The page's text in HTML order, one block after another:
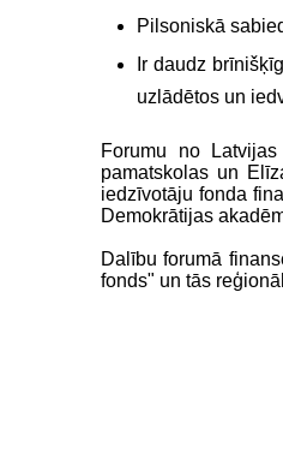
Pilsoniskā
Ir daudz
uzlādētos un
Forumu no
pamatskolas un
iedzīvotāju fonda
Demokrātijas
Dalību forumā
fonds" un tās